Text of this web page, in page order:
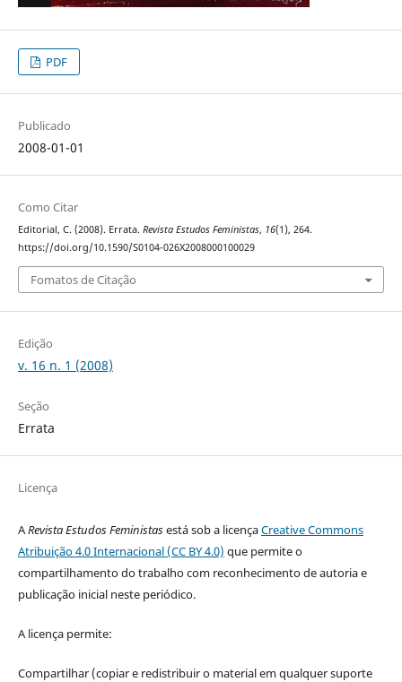
PDF
Publicado
2008-01-01
Como Citar
Editorial, C. (2008). Errata. Revista Estudos Feministas, 16(1), 264.
https://doi.org/10.1590/S0104-026X2008000100029
Fomatos de Citação
Edição
v. 16 n. 1 (2008)
Seção
Errata
Licença
ARevista Estudos Feministasestá sob a licençaCreative Commons
Atribuição 4.0 Internacional (CC BY 4.0) que permite o
compartilhamento do trabalho com reconhecimento de autoria e
publicação inicial neste periódico.
A licença permite:
Compartilhar (copiar e redistribuir o material em qualquer suporte